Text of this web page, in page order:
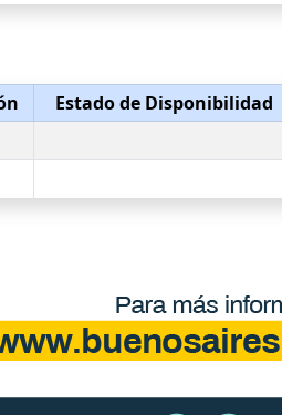
Estado de Disponibilidad